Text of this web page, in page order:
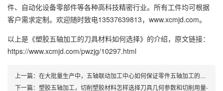
件、自动化设备零部件等各种高科技精密行业。所有工件均可根据
客户需求定制。欢迎随时致电13537639813，www.xcmjd.com。
以上是 《塑胶五轴加工的刀具材料如何选择》 的介绍，原文链接：
https://www.xcmjd.com/pwzjg/10297.html
上一篇： 在大批量生产中，五轴联动加工中心如何保证零件五轴加工的精度？
下一篇： 塑胶五轴加工，切削塑胶材料怎样选择刀具几何参数和切削用量-